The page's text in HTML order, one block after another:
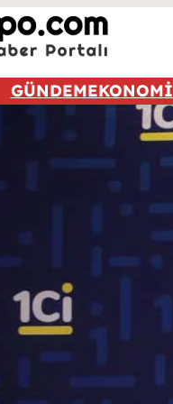
GÜNDEMEKONOMİ